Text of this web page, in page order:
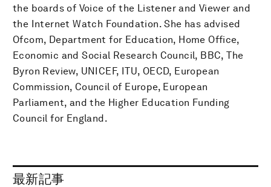
the boards of Voice of the Listener and Viewer and
the Internet Watch Foundation. She has advised
Ofcom, Department for Education, Home Office,
Economic and Social Research Council, BBC, The
Byron Review, UNICEF, ITU, OECD, European
Commission, Council of Europe, European
Parliament, and the Higher Education Funding
Council for England.
最新記事